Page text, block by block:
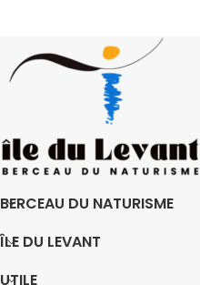
BERCEAU DU NATURISME
ÎLE DU LEVANT
UTILE